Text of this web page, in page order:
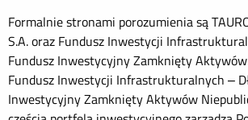
Formalnie stronami porozumienia są
S.A. oraz Fundusz Inwestycji
Fundusz Inwestycyjny Zamknięty
Fundusz Inwestycji Infrastrukturalnych –
Inwestycyjny Zamknięty Aktywów